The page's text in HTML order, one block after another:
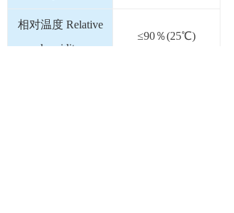
相对温度 Relative
humidity
≤90％(25℃)